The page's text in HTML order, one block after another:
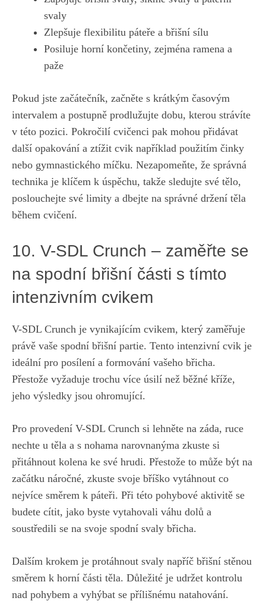
svaly
Zlepšuje flexibilitu páteře a břišní sílu
Posiluje horní končetiny, ​zejména​ ramena ⁤a
paže
Pokud jste začátečník, začněte ⁤s krátkým časovým
intervalem a postupně prodlužujte ​dobu, kterou strávíte
v této pozici. Pokročilí cvičenci pak mohou​ přidávat
další opakování a ztížit cvik například použitím činky
nebo gymnastického míčku. Nezapomeňte,​ že správná
technika je klíčem k úspěchu, takže sledujte své tělo,‌
poslouchejte své limity a dbejte na‌ správné držení těla
během cvičení.
10. V-SDL Crunch – zaměřte se
na spodní břišní části s tímto
intenzivním cvikem
V-SDL Crunch je vynikajícím​ cvikem, který zaměřuje
právě vaše spodní břišní partie. Tento intenzivní cvik je
ideální pro posílení a formování vašeho břicha.
Přestože vyžaduje trochu více úsilí než běžné kříže,
jeho výsledky jsou ohromující.
Pro provedení V-SDL Crunch si lehněte na záda,⁤ ruce
nechte u⁢ těla a s ⁢nohama narovnanýma zkuste ‌si
přitáhnout ⁣kolena ke své hrudi. ​Přestože to může být ‌na
začátku náročné, zkuste⁤ svoje bříško vytáhnout co
nejvíce směrem k páteři. Při této pohybové aktivitě se
budete cítit, jako byste⁣ vytahovali váhu dolů a
soustředili se na svoje spodní svaly břicha.
Dalším krokem je protáhnout​ svaly napříč břišní stěnou
směrem​ k horní části těla. Důležité je udržet kontrolu
nad pohybem a vyhýbat se přílišnému natahování.